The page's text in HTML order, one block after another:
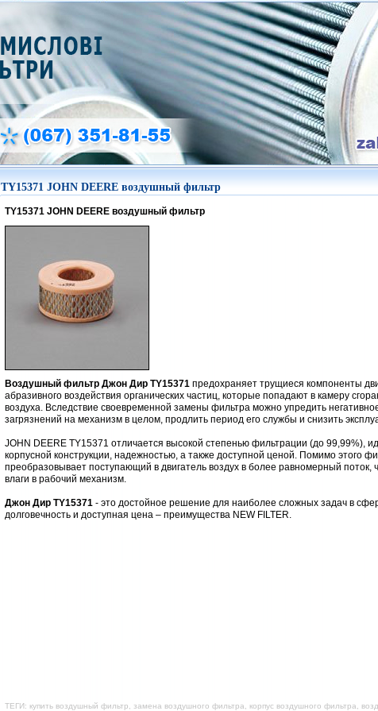
TY15371 JOHN DEERE воздушный фильтр
TY15371 JOHN DEERE воздушный фильтр
Воздушный фильтр Джон Дир TY15371предохраняет трущиеся компоненты
абразивного воздействия органических частиц, которые попадают в камеру
воздуха. Вследствие своевременной замены фильтра можно упредить
загрязнений на механизм в целом, продлить период его службы и снизить
JOHN DEERE TY15371 отличается высокой степенью фильтрации (до 99,99%),
корпусной конструкции, надежностью, а также доступной ценой. Помимо этого
преобразовывает поступающий в двигатель воздух в более равномерный поток,
влаги в рабочий механизм.
Джон Дир TY15371 - это достойное решение для наиболее сложных задач в
долговечность и доступная цена – преимущества NEW FILTER.
ТЕГИ: купить воздушный фильтр, замена воздушного фильтра, корпус воздушного фильтра,